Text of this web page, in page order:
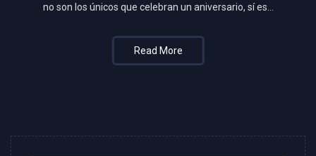
no son los únicos que celebran un aniversario, sí es…
Read More